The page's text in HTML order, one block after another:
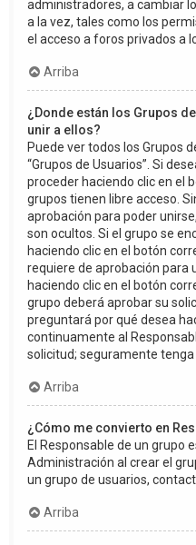
administradores, a cambiar
a la vez, tales como los
el acceso a foros privados a
Arriba
¿Donde están los Grupos
unir a ellos?
Puede ver todos los Grupos
“Grupos de Usuarios”. Si
proceder haciendo clic en el
grupos tienen libre acceso.
aprobación para poder
son ocultos. Si el grupo se
haciendo clic en el botón
requiere de aprobación para
haciendo clic en el botón
grupo deberá aprobar su
preguntará por qué desea
continuamente al
solicitud; seguramente tenga
Arriba
¿Cómo me convierto en
El Responsable de un grupo
Administración al crear el
un grupo de usuarios,
Arriba